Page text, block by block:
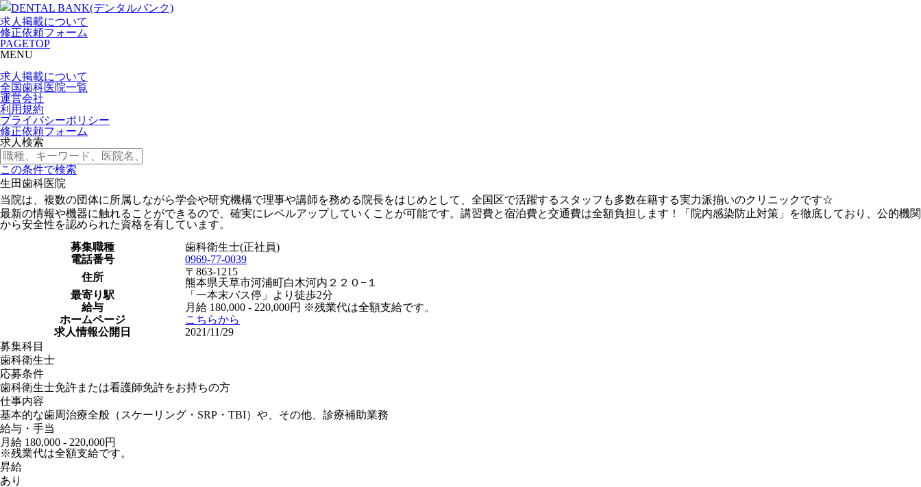
求人掲載について
修正依頼フォーム
PAGETOP
MENU
求人掲載について
全国歯科医院一覧
運営会社
利用規約
プライバシーポリシー
修正依頼フォーム
求人検索
この条件で検索
生田歯科医院
当院は、複数の団体に所属しながら学会や研究機構で理事や講師を務める院長をはじめとして、全国区で活躍するスタッフも多数在籍する実力派揃いのクリニックです☆
最新の情報や機器に触れることができるので、確実にレベルアップしていくことが可能です。講習費と宿泊費と交通費は全額負担します！「院内感染防止対策」を徹底しており、公的機関
から安全性を認められた資格を有しています。
募集職種
歯科衛生士(正社員)
電話番号
0969-77-0039
住所
〒863-1215
熊本県天草市河浦町白木河内２２０−１
最寄り駅
「一本末バス停」より徒歩2分
給与
月給 180,000 - 220,000円 ※残業代は全額支給です。
ホームページ
こちらから
求人情報公開日
2021/11/29
募集科目
歯科衛生士
応募条件
歯科衛生士免許または看護師免許をお持ちの方
仕事内容
基本的な歯周治療全般（スケーリング・SRP・TBI）や、その他、診療補助業務
給与・手当
月給 180,000 - 220,000円
※残業代は全額支給です。
昇給
あり